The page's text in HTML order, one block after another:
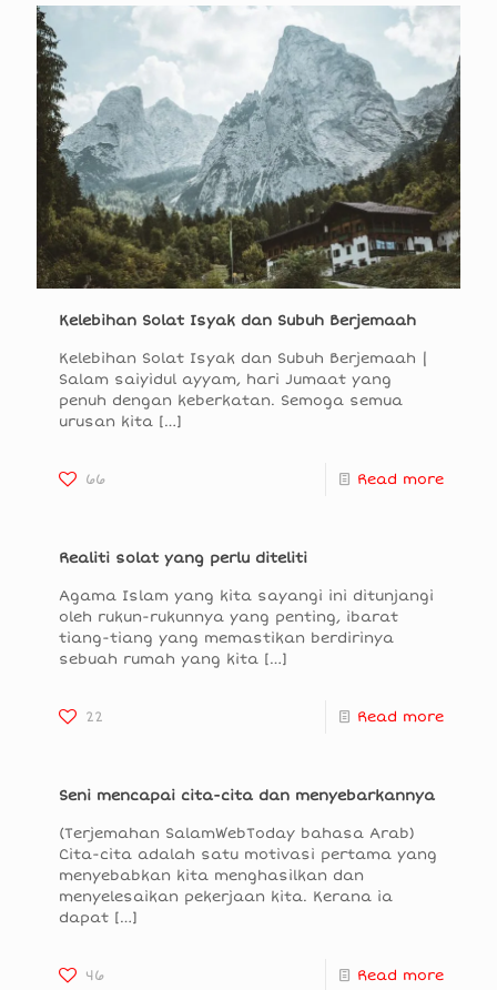
Kelebihan Solat Isyak dan Subuh Berjemaah
Kelebihan Solat Isyak dan Subuh Berjemaah |
Salam saiyidul ayyam, hari Jumaat yang
penuh dengan keberkatan. Semoga semua
urusan kita […]
66 Read more
Realiti solat yang perlu diteliti
Agama Islam yang kita sayangi ini ditunjangi
oleh rukun-rukunnya yang penting, ibarat
tiang-tiang yang memastikan berdirinya
sebuah rumah yang kita […]
22 Read more
Seni mencapai cita-cita dan menyebarkannya
(Terjemahan SalamWebToday bahasa Arab)
Cita-cita adalah satu motivasi pertama yang
menyebabkan kita menghasilkan dan
menyelesaikan pekerjaan kita. Kerana ia
dapat […]
46 Read more